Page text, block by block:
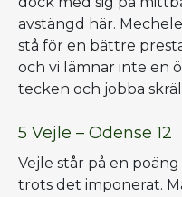
avstängd här.
stå för en bättre
och vi lämnar inte en
tecken och jobba
5 Vejle – Odense 12
Vejle står på en
trots det imponerat.